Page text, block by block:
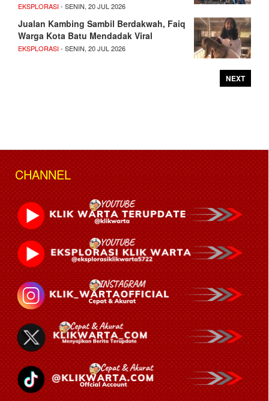
EKSPLORASI- SENIN, 20 JUL 2026
Jualan Kambing Sambil Berdakwah, Faiq
Warga Kota Batu Mendadak Viral
EKSPLORASI- SENIN, 20 JUL 2026
NEXT
CHANNEL